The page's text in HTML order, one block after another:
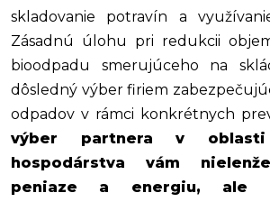
skladovanie potravín a
Zásadnú úlohu pri redukcii
bioodpadu smerujúceho na
dôsledný výber firiem
odpadov v rámci konkrétnych
výber partnera v oblasti
hospodárstva vám
peniaze a energiu, ale